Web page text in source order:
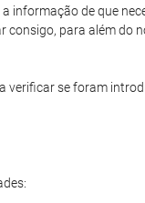
informação de que
para além do
se foram